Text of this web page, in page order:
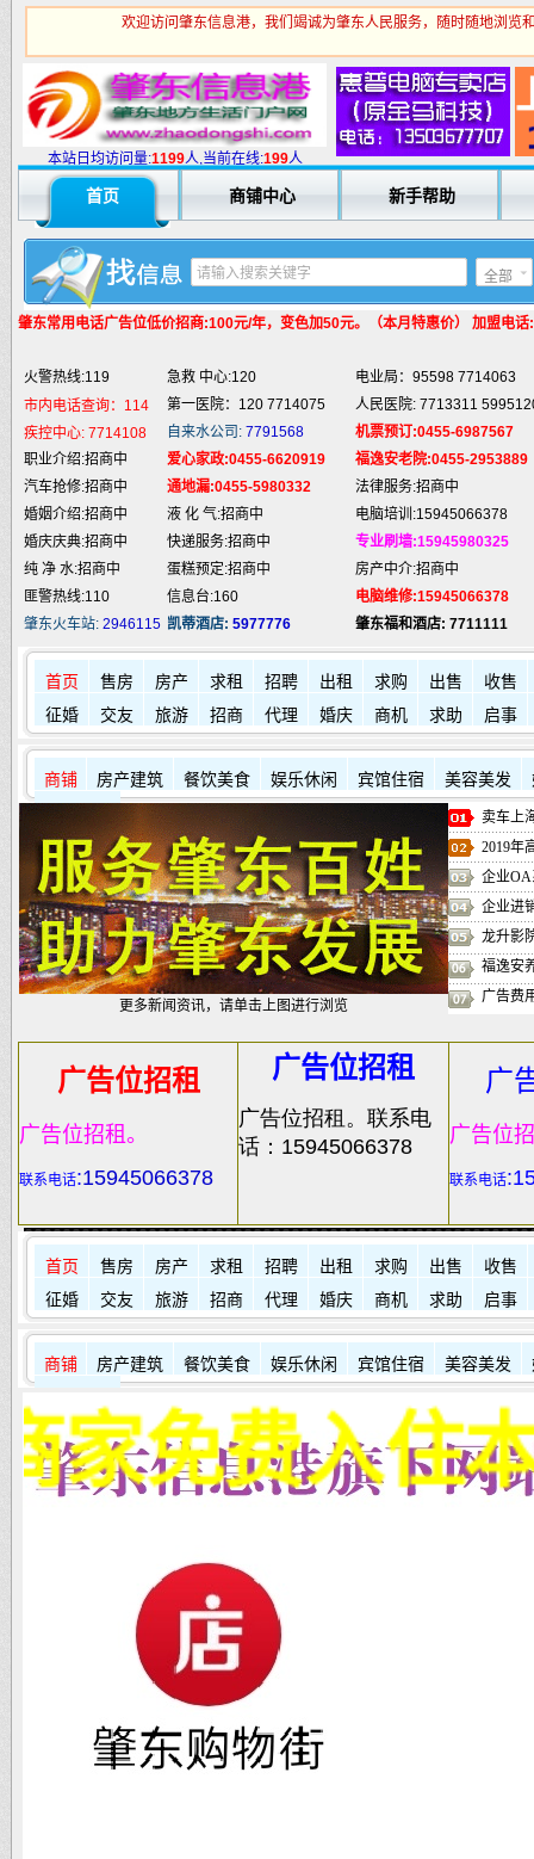
欢迎访问肇东信息港，我们竭诚为肇东人民服务，随时随地浏览
本站日均访问量:1199人,当前在线:199人
首页 商铺中心 新手帮助
全部
肇东常用电话广告位低价招商:100元/年，变色加50元。（本月特惠价） 加盟电
火警热线:119 急救 中心:120
电业局：95598 7714063
市内电话查询：114
第一医院：120 7714075
人民医院: 7713311
疾控中心:7714108 自来水公司:7791568
机票预订:0455-6987567
职业介绍:招商中
汽车抢修:招商中
通地漏:0455-5980332
法律服务:招商中
婚庆庆典:招商中
快递服务:招商中
专业刷墙:15945980325
纯 净 水:招商中
蛋糕预定:招商中
房产中介:招商中
匪警热线:110
信息台:160
电脑维修:15945066378
火警热线:119
急救 中心:120
电业局：95598 7714063
市内电话查询：114
第一医院：120 7714075
人民医院: 7713311
疾控中心: 7714108 自来水公司: 7791568
机票预订:0455-6987567
职业介绍:招商中
爱心家政:0455-6620919
福逸安老院:0455-2953889
汽车抢修:招商中
通地漏:0455-5980332
法律服务:招商中
婚姻介绍:招商中
液 化 气:招商中
电脑培训:15945066378
婚庆庆典:招商中
快递服务:招商中
专业刷墙:15945980325
纯 净 水:招商中
蛋糕预定:招商中
房产中介:招商中
匪警热线:110
信息台:160
电脑维修:15945066378
肇东火车站: 2946115 凯蒂酒店: 5977776 肇东福和酒店: 7711111
首页 售房 房产 求租 招聘 出租 求购 出售
收售
征婚
交友 旅游 招商 代理 婚庆 商机 求助 启事
商铺 房产建筑 餐饮美食 娱乐休闲 宾馆住宿 美容美发
更多新闻资讯，请单击上图进行浏览
卖车上
2019年
企业OA
企业进
龙升影
福逸安
广告费
广告位招租
广告位招租。
联系电话:15945066378
广告位招租
广告位招租。联系电
话：15945066378
广
广告位
联系电话
首页 售房 房产 求租 招聘 出租 求购 出售
收售
征婚
交友 旅游 招商 代理 婚庆 商机 求助 启事
商铺 房产建筑 餐饮美食 娱乐休闲 宾馆住宿 美容美发
免费入住本